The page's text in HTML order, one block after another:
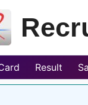
Result